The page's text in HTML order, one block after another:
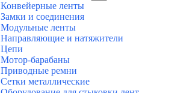
Конвейерные ленты
Замки и соединения
Модульные ленты
Направляющие и натяжители
Цепи
Мотор-барабаны
Приводные ремни
Сетки металлические